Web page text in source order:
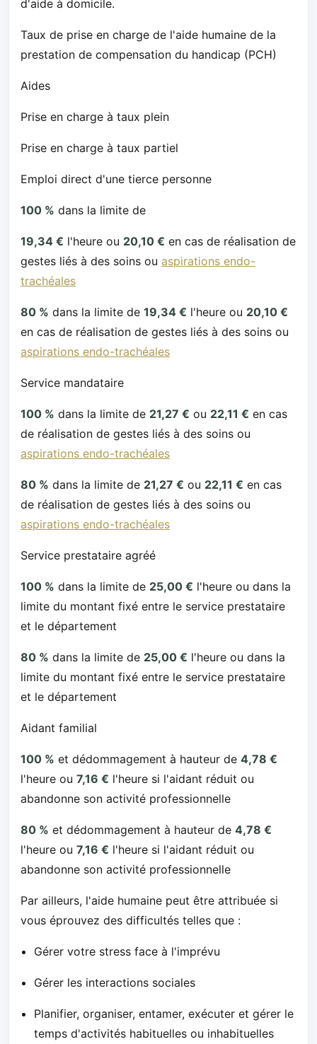
d'aide à domicile.
Taux de prise en charge de l'aide humaine de la
prestation de compensation du handicap (PCH)
Aides
Prise en charge à taux plein
Prise en charge à taux partiel
Emploi direct d'une tierce personne
100 % dans la limite de
19,34 € l'heure ou 20,10 € en cas de réalisation de
gestes liés à des soins ou aspirations endo-
trachéales
80 % dans la limite de 19,34 € l'heure ou 20,10 €
en cas de réalisation de gestes liés à des soins ou
aspirations endo-trachéales
Service mandataire
100 % dans la limite de 21,27 € ou 22,11 € en cas
de réalisation de gestes liés à des soins ou
aspirations endo-trachéales
80 % dans la limite de 21,27 € ou 22,11 € en cas
de réalisation de gestes liés à des soins ou
aspirations endo-trachéales
Service prestataire agréé
100 % dans la limite de 25,00 € l'heure ou dans la
limite du montant fixé entre le service prestataire
et le département
80 % dans la limite de 25,00 € l'heure ou dans la
limite du montant fixé entre le service prestataire
et le département
Aidant familial
100 % et dédommagement à hauteur de 4,78 €
l'heure ou 7,16 € l'heure si l'aidant réduit ou
abandonne son activité professionnelle
80 % et dédommagement à hauteur de 4,78 €
l'heure ou 7,16 € l'heure si l'aidant réduit ou
abandonne son activité professionnelle
Par ailleurs, l'aide humaine peut être attribuée si
vous éprouvez des difficultés telles que :
Gérer votre stress face à l'imprévu
Gérer les interactions sociales
Planifier, organiser, entamer, exécuter et gérer le
temps d'activités habituelles ou inhabituelles